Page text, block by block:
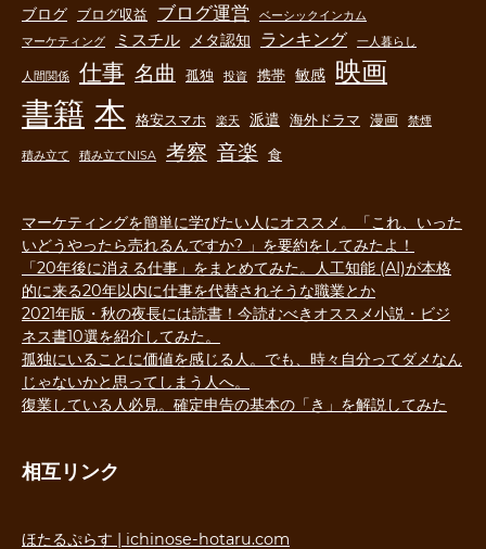
ブログ
ブログ収益 ブログ運営
ベーシックインカム
マーケティング
ミスチル メタ認知 ランキング 一人暮らし
人間関係 仕事 名曲 孤独 投資 携帯 敏感 映画
書籍 本 格安スマホ 楽天 派遣 海外ドラマ 漫画 禁煙
積み立て 積み立てNISA 考察 音楽 食
マーケティングを簡単に学びたい人にオススメ。「これ、いった
いどうやったら売れるんですか? 」を要約をしてみたよ！
「20年後に消える仕事」をまとめてみた。人工知能 (AI)が本格
的に来る20年以内に仕事を代替されそうな職業とか
2021年版・秋の夜長には読書！今読むべきオススメ小説・ビジ
ネス書10選を紹介してみた。
孤独にいることに価値を感じる人。でも、時々自分ってダメなん
じゃないかと思ってしまう人へ。
復業している人必見。確定申告の基本の「き」を解説してみた
相互リンク
ほたるぷらす | ichinose-hotaru.com